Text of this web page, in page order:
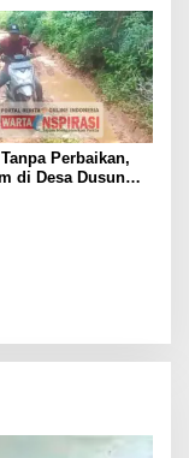
Perbaikan,
di Desa Dusun